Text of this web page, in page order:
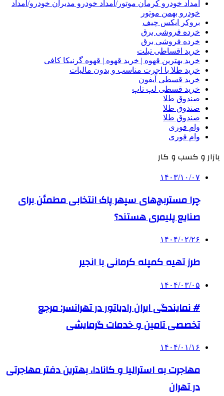
امداد خودرو کرمان موتور/امداد خودرو مدیران خودرو/امداد
خودرو بهمن موتور
بروکر ایکس چیف
خرده فروشی برق
خرده فروشی برق
خرید اقساطی تبلت
خرید بهترین قهوه | خرید قهوه | قهوه گرنیکا کافی
خرید طلا با اجرت مناسب و بدون مالیات
خرید قسطی آیفون
خرید قسطی لپ تاپ
صندوق طلا
صندوق طلا
صندوق طلا
وام فوری
وام فوری
بازار و کسب و کار
۱۴۰۳/۱۰/۰۷
چرا مستربچ‌های سپهر پاک انتخابی مطمئن برای
صنایع پلیمری هستند؟
۱۴۰۴/۰۲/۲۶
طرز تهیه کمپله کرمانی با انجیر
۱۴۰۴/۰۳/۰۵
# نمایندگی ایران رادیاتور در تهرانسر: مرجع
تخصصی تامین و خدمات گرمایشی
۱۴۰۴/۰۱/۱۶
مهاجرت به استرالیا و کانادا، بهترین دفتر مهاجرتی
در تهران